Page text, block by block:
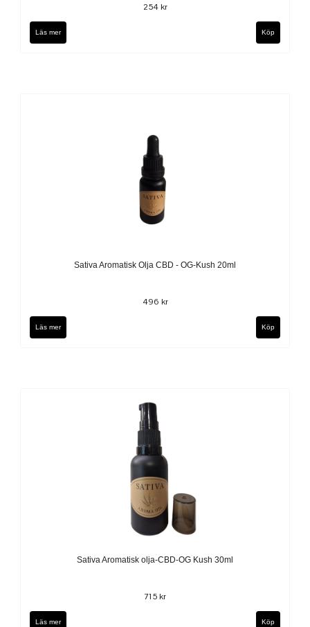
254 kr
Läs mer
Sativa Aromatisk Olja CBD - OG-Kush 20ml
496 kr
Läs mer
Sativa Aromatisk olja-CBD-OG Kush 30ml
715 kr
Läs mer